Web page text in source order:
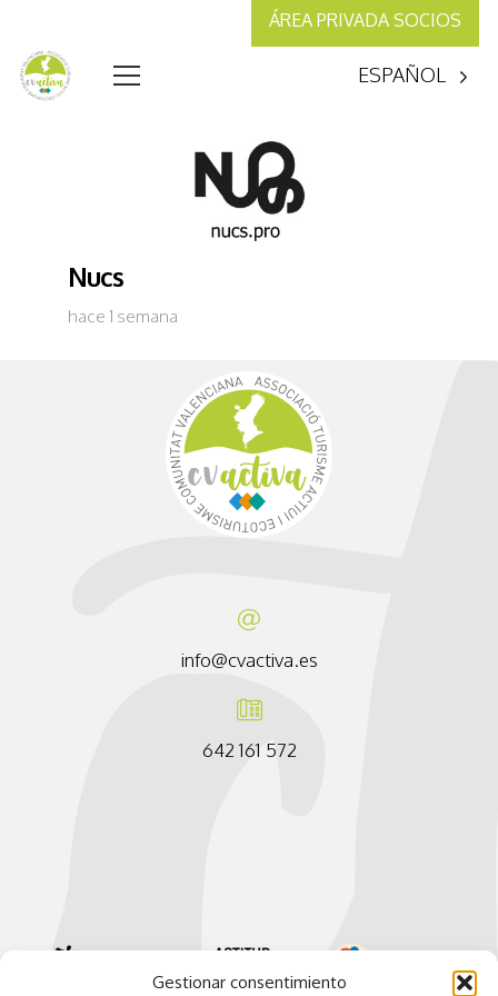
Gestionar consentimiento
ÁREA PRIVADA SOCIOS
ESPAÑOL
Nucs
hace 1 semana
info@cvactiva.es
642 161 572